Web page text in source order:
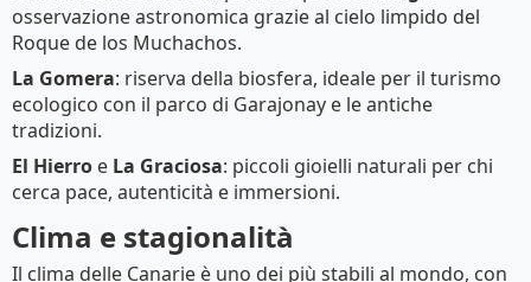
osservazione astronomica grazie al cielo limpido del
Roque de los Muchachos.
La Gomera: riserva della biosfera, ideale per il turismo
ecologico con il parco di Garajonay e le antiche
tradizioni.
El Hierro e La Graciosa: piccoli gioielli naturali per chi
cerca pace, autenticità e immersioni.
Clima e stagionalità
Il clima delle Canarie è uno dei più stabili al mondo, con